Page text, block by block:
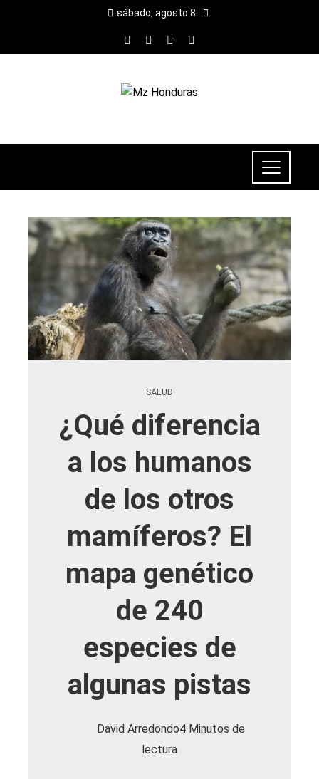
sábado, agosto 8
SALUD
¿Qué diferencia
a los humanos
de los otros
mamíferos? El
mapa genético
de 240
especies de
algunas pistas
David Arredondo4 Minutos de
lectura